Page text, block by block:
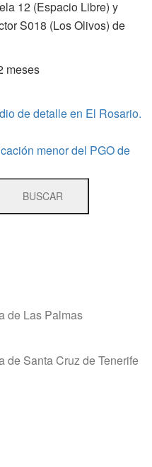
12 (Espacio Libre) y
S018 (Los Olivos) de
meses
de detalle en El Rosario.
menor del PGO de